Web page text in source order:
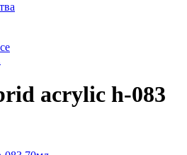
acrylic h-083